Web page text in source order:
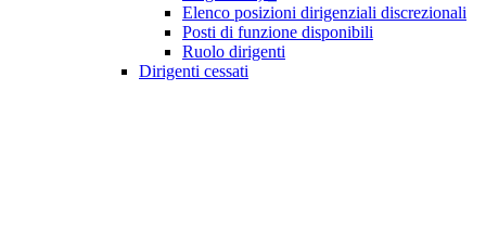
Elenco posizioni dirigenziali discrezionali
Posti di funzione disponibili
Ruolo dirigenti
Dirigenti cessati